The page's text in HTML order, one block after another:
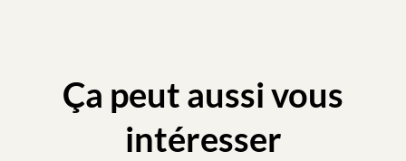
Ça peut aussi vous
intéresser